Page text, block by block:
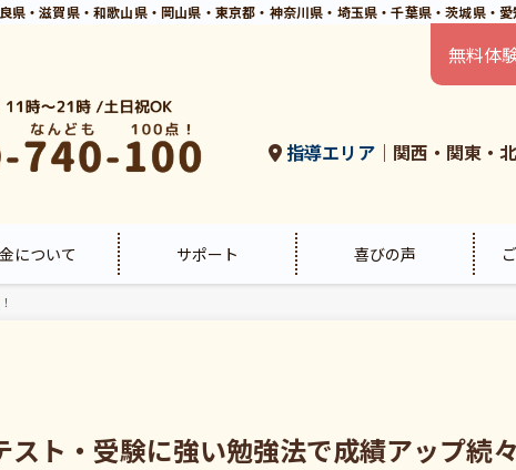
・滋賀県・和歌山県・岡山県・東京都・神奈川県・埼玉県・千葉県・茨城県・
について サポート 喜びの声
指導エリア｜関西・関東・
無料体
ト・受験に強い勉強法で成績アップ続々